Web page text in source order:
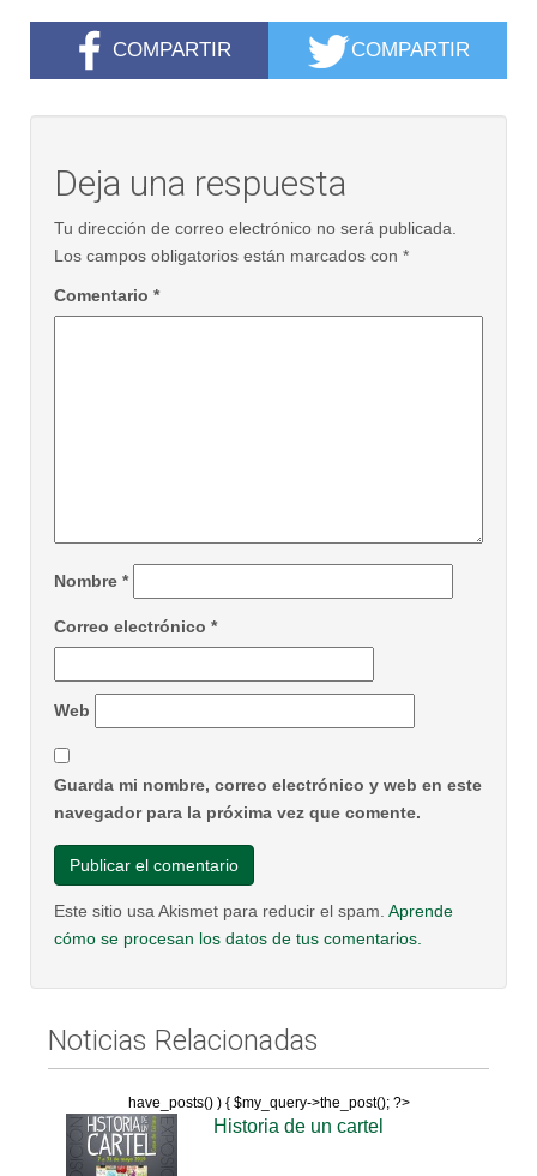
COMPARTIR COMPARTIR
Deja una respuesta
Tu dirección de correo electrónico no será publicada.
Los campos obligatorios están marcados con *
Comentario *
Nombre *
Correo electrónico *
Web
Guarda mi nombre, correo electrónico y web en este
navegador para la próxima vez que comente.
Este sitio usa Akismet para reducir el spam. Aprende
cómo se procesan los datos de tus comentarios.
Noticias Relacionadas
have_posts() ) { $my_query->the_post(); ?>
Historia de un cartel